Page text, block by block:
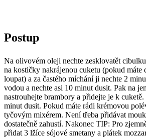
Postup
Na olivovém oleji nechte zesklovatět
na kostičky nakrájenou cuketu (pokud máte
loupat) a za častého míchání ji nechte 2
vodou a nechte asi 10 minut dusit. Pak na
nastrouhejte brambory a přidejte je k
minut dusit. Pokud máte rádi krémovou
tyčovým mixérem. Není třeba přidávat
dostatečně zahustí. Nakonec TIP: Pro
přidat 3 lžíce sójové smetany a plátek